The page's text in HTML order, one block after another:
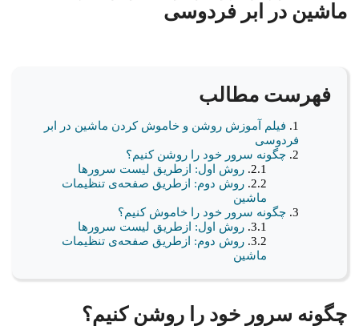
ماشین در ابر فردوسی
فهرست مطالب
فیلم آموزش روشن و خاموش کردن ماشین در ابر
فردوسی
چگونه سرور خود را روشن کنیم؟
روش اول: ازطریق لیست سرورها
روش دوم: ازطریق صفحه‌ی تنظیمات
ماشین
چگونه سرور خود را خاموش کنیم؟
روش اول: ازطریق لیست سرورها
روش دوم: ازطریق صفحه‌ی تنظیمات
ماشین
چگونه سرور خود را روشن کنیم؟